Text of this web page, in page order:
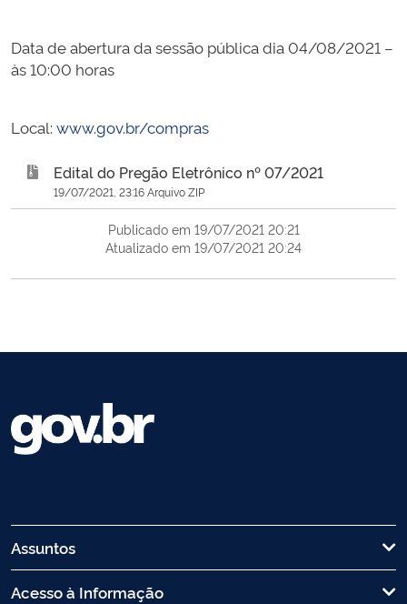
Data de abertura da sessão pública dia 04/08/2021 –
às 10:00 horas
Local: www.gov.br/compras
Edital do Pregão Eletrônico nº 07/2021
19/07/2021, 23:16 Arquivo ZIP
Publicado em 19/07/2021 20:21
Atualizado em 19/07/2021 20:24
Assuntos
Acesso à Informação